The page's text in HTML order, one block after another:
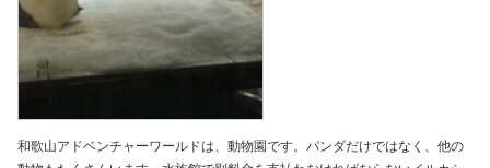
和歌山アドベンチャーワールドは、動物園です。パンダだけではなく、他の